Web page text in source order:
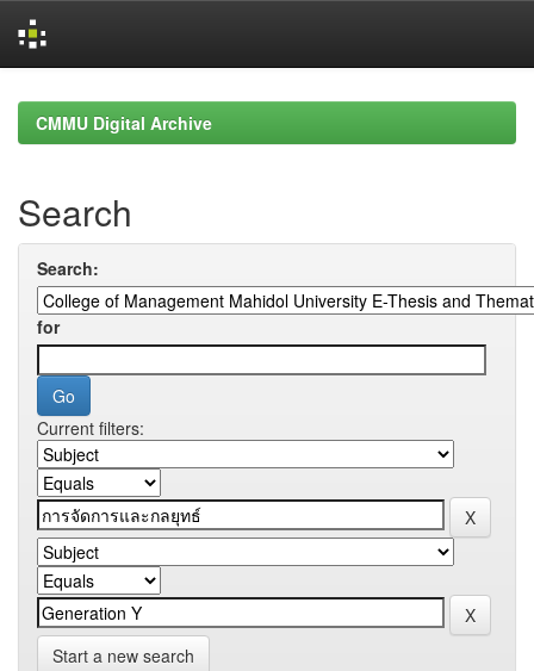
navigationCMMU Digital Archive
Search
Search:
for
Current filters:
Start a new search